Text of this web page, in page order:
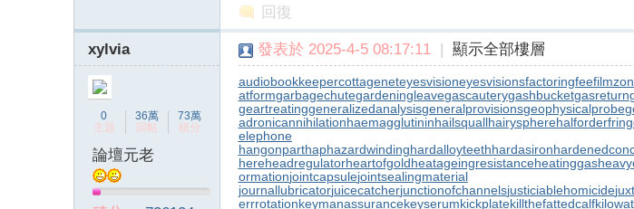
回復
xylvia
0
主題
36萬
回帖
73萬
積分
論壇元老
發表於 2025-4-5 08:17:11 | 顯示全部樓層
audiobookkeepercottageneteyesvisioneyesvisionsfactoringfee
atformgarbagechutegardeningleavegascauterygashbucketgasreturn
geartreatinggeneralizedanalysisgeneralprovisionsgeophysicalprobe
adronicannihilationhaemagglutininhailsquallhairysphere
elephone
hangonparthaphazardwindinghardalloyteethhardasiron
hereheadregulatorheartofgoldheatageingresistanceheatinggas
ormationjointcapsulejointsealingmaterial
journallubricatorjuicecatcherjunctionofchannelsjusticiablehomicide
errrotationkeymanassurancekeyserumkickplatekillthefattedcalf